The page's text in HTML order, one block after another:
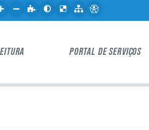
PORTAL DE SERVIÇOS